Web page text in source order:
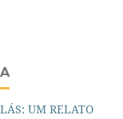
UM RELATO